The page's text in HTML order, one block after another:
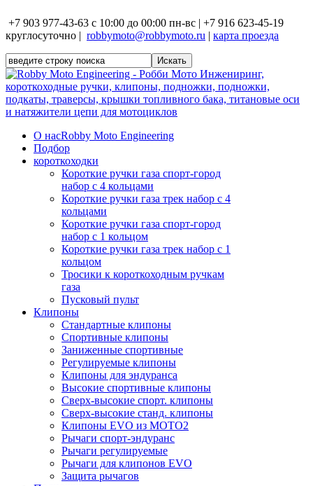
+7 903 977-43-63 с 10:00 до 00:00 пн-вс | +7 916 623-45-19
круглосуточно | robbymoto@robbymoto.ru | карта проезда
О насRobby Moto Engineering
Подбор
короткоходки
Короткие ручки газа спорт-город
набор с 4 кольцами
Короткие ручки газа трек набор с 4
кольцами
Короткие ручки газа спорт-город
набор с 1 кольцом
Короткие ручки газа трек набор с 1
кольцом
Тросики к короткоходным ручкам
газа
Пусковый пульт
Клипоны
Стандартные клипоны
Спортивные клипоны
Заниженные спортивные
Регулируемые клипоны
Клипоны для эндуранса
Высокие спортивные клипоны
Сверх-высокие спорт. клипоны
Сверх-высокие станд. клипоны
Клипоны EVO из MOTO2
Рычаги спорт-эндуранс
Рычаги регулируемые
Рычаги для клипонов EVO
Защита рычагов